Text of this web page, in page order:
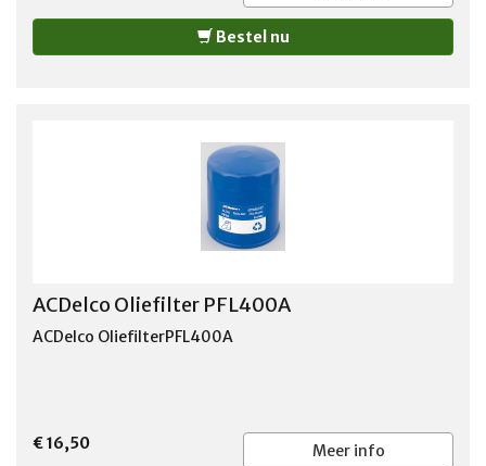
Bestel nu
ACDelco Oliefilter PFL400A
ACDelco OliefilterPFL400A
€ 16,50 Meer info